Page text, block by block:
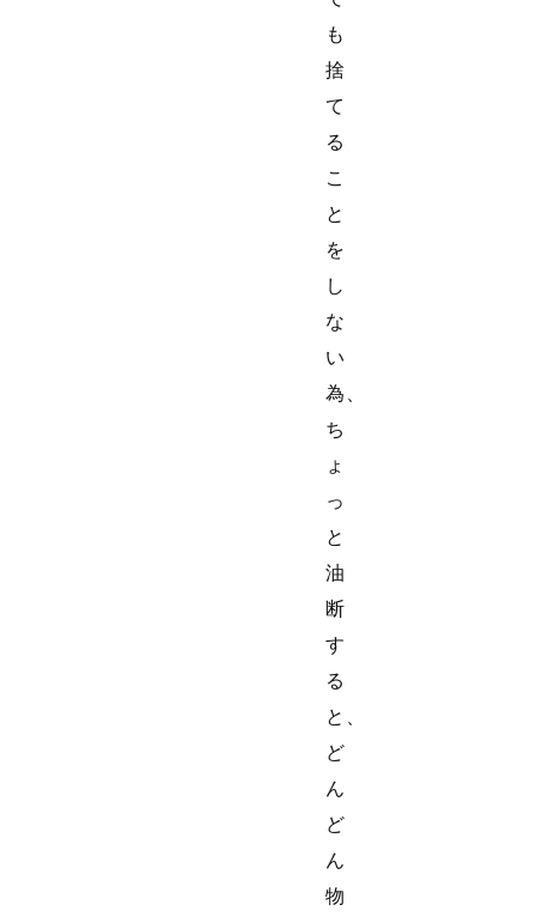
も
捨
て
る
こ
と
を
し
な
い
為、
ち
ょ
っ
と
油
断
す
る
と、
ど
ん
ど
ん
物